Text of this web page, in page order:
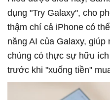
dụng "Try Galaxy", cho
thậm chí cả iPhone có
năng AI của Galaxy,
chúng có thực sự hữu
trước khi "xuống tiền"